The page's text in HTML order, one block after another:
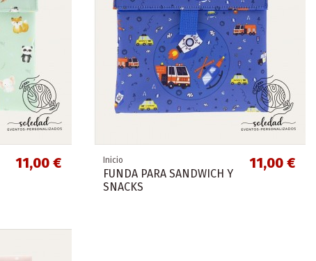
11,00 € Inicio
FUNDA PARA SANDWICH Y
SNACKS
11,00 €